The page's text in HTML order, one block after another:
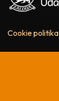
Cookie politika